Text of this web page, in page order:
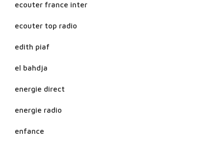
ecouter france inter
ecouter top radio
edith piaf
el bahdja
energie direct
energie radio
enfance